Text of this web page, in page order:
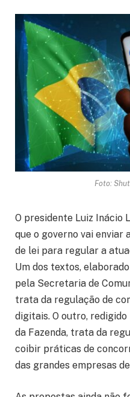
Foto:
O presidente Luiz Inácio
que o governo vai enviar
de lei para regular a
Um dos textos,
pela Secretaria de
trata da regulação de
digitais. O outro,
da Fazenda, trata da
coibir práticas de
das grandes empresas